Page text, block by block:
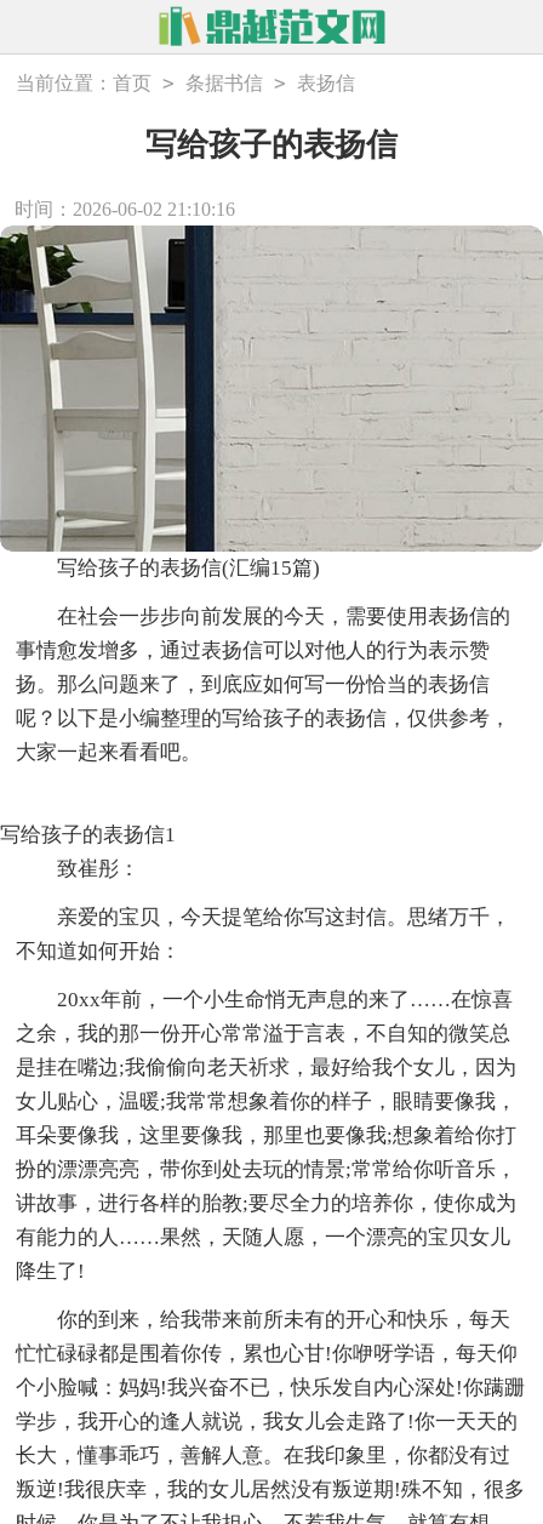
当前位置：首页 > 条据书信 > 表扬信
写给孩子的表扬信
时间：2026-06-02 21:10:16
写给孩子的表扬信(汇编15篇)
在社会一步步向前发展的今天，需要使用表扬信的
事情愈发增多，通过表扬信可以对他人的行为表示赞
扬。那么问题来了，到底应如何写一份恰当的表扬信
呢？以下是小编整理的写给孩子的表扬信，仅供参考，
大家一起来看看吧。
写给孩子的表扬信1
致崔彤：
亲爱的宝贝，今天提笔给你写这封信。思绪万千，
不知道如何开始：
20xx年前，一个小生命悄无声息的来了……在惊喜
之余，我的那一份开心常常溢于言表，不自知的微笑总
是挂在嘴边;我偷偷向老天祈求，最好给我个女儿，因为
女儿贴心，温暖;我常常想象着你的样子，眼睛要像我，
耳朵要像我，这里要像我，那里也要像我;想象着给你打
扮的漂漂亮亮，带你到处去玩的情景;常常给你听音乐，
讲故事，进行各样的胎教;要尽全力的培养你，使你成为
有能力的人……果然，天随人愿，一个漂亮的宝贝女儿
降生了!
你的到来，给我带来前所未有的开心和快乐，每天
忙忙碌碌都是围着你传，累也心甘!你咿呀学语，每天仰
个小脸喊：妈妈!我兴奋不已，快乐发自内心深处!你蹒跚
学步，我开心的逢人就说，我女儿会走路了!你一天天的
长大，懂事乖巧，善解人意。在我印象里，你都没有过
叛逆!我很庆幸，我的女儿居然没有叛逆期!殊不知，很多